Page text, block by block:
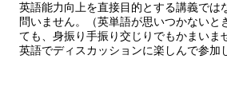
英語能力向上を直接目的とする講義では
問いません。（英単語が思いつかないと
ても、身振り手振り交じりでもかまいま
英語でディスカッションに楽しんで参加